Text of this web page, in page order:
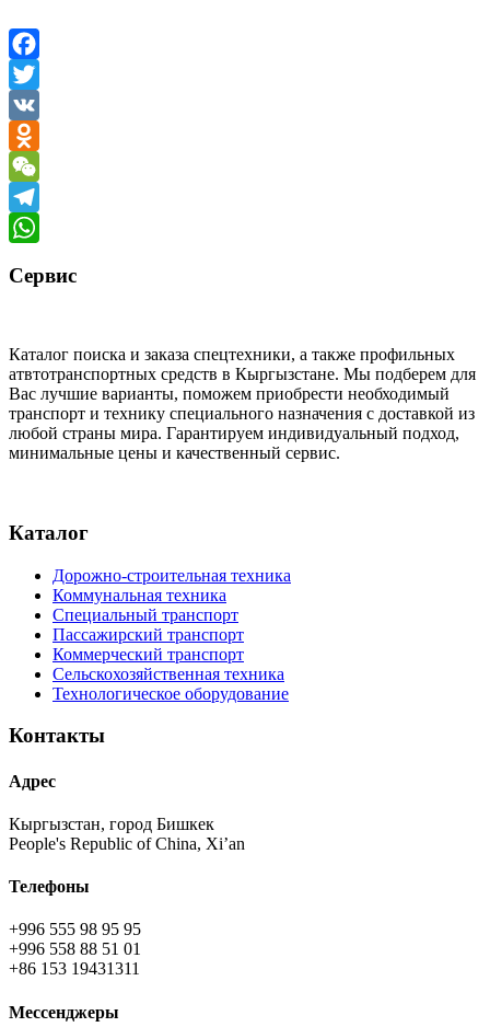
Facebook
Twitter
VK
Odnoklassniki
WeChat
Telegram
Сервис
Каталог поиска и заказа спецтехники, а также профильных
атвтотранспортных средств в Кыргызстане. Мы подберем для
Вас лучшие варианты, поможем приобрести необходимый
транспорт и технику специального назначения с доставкой из
любой страны мира. Гарантируем индивидуальный подход,
минимальные цены и качественный сервис.
Каталог
Дорожно-строительная техника
Коммунальная техника
Специальный транспорт
Пассажирский транспорт
Коммерческий транспорт
Сельскохозяйственная техника
Технологическое оборудование
Контакты
Адрес
Кыргызстан, город Бишкек
People's Republic of China, Xi’an
Телефоны
+996 555 98 95 95
+996 558 88 51 01
+86 153 19431311
Мессенджеры